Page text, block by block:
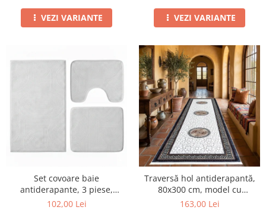
VEZI VARIANTE VEZI VARIANTE
Set covoare baie
antiderapante, 3 piese,
design minimalist cu acolade
102,00 Lei
Traversă hol antiderapantă,
80x300 cm, model cu
medalioane și chenar grecesc
163,00 Lei